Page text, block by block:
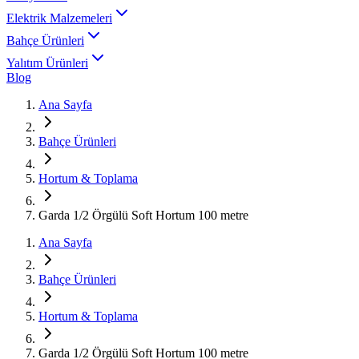
Elektrik Malzemeleri
Bahçe Ürünleri
Yalıtım Ürünleri
Blog
Ana Sayfa
Bahçe Ürünleri
Hortum & Toplama
Garda 1/2 Örgülü Soft Hortum 100 metre
Ana Sayfa
Bahçe Ürünleri
Hortum & Toplama
Garda 1/2 Örgülü Soft Hortum 100 metre